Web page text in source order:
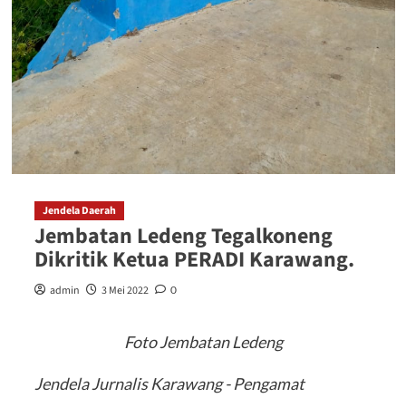
Jendela Daerah
Jembatan Ledeng Tegalkoneng
Dikritik Ketua PERADI Karawang.
admin 3 Mei 2022 0
Foto Jembatan Ledeng
Jendela Jurnalis Karawang - Pengamat